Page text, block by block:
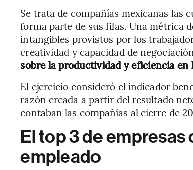
Se trata de compañías mexicanas las
forma parte de sus filas. Una métrica
intangibles provistos por los
creatividad y capacidad de
sobre la productividad y eficiencia
El ejercicio consideró el indicador
razón creada a partir del resultado
contaban las compañías al cierre de
El top 3 de
empleado